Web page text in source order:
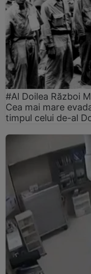
#Al Doilea Război
Cea mai mare
timpul celui de-al